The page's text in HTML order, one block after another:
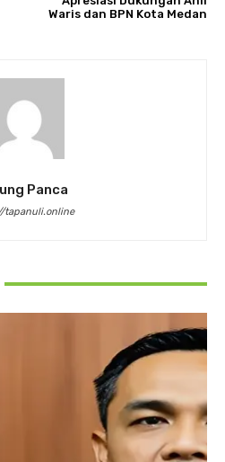
Waris dan BPN Kota Medan
Panca
tapanuli.online